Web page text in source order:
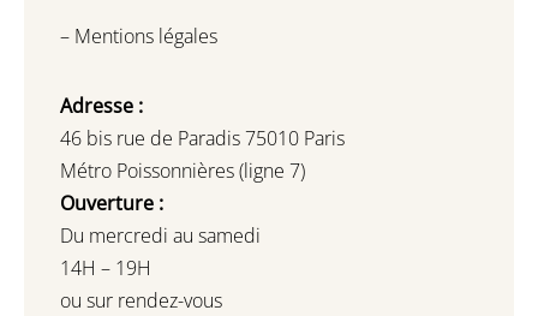
– Mentions légales
Adresse :
46 bis rue de Paradis 75010 Paris
Métro Poissonnières (ligne 7)
Ouverture :
Du mercredi au samedi
14H – 19H
ou sur rendez-vous